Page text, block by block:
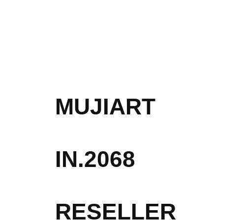
MUJIART
IN.2068
RESELLER